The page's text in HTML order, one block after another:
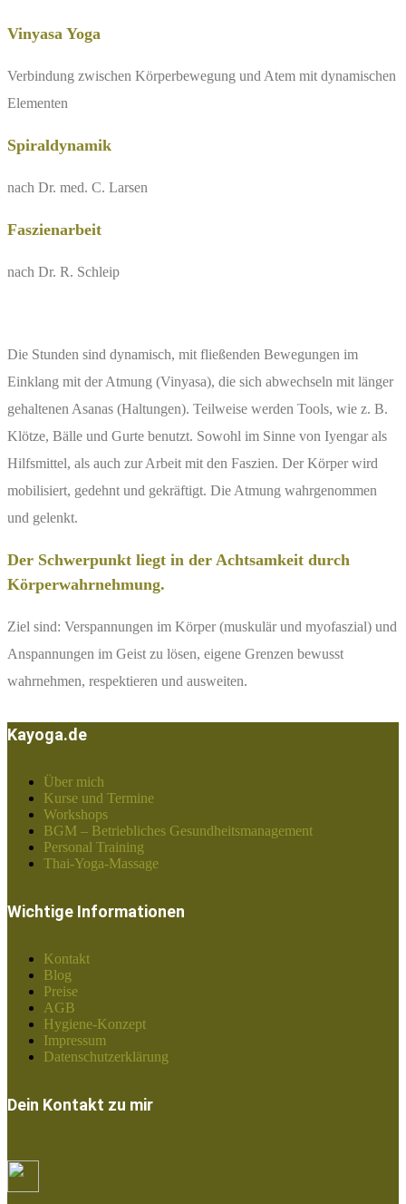
Vinyasa Yoga
Verbindung zwischen Körperbewegung und Atem mit dynamischen
Elementen
Spiraldynamik
nach Dr. med. C. Larsen
Faszienarbeit
nach Dr. R. Schleip
Die Stunden sind dynamisch, mit fließenden Bewegungen im
Einklang mit der Atmung (Vinyasa), die sich abwechseln mit länger
gehaltenen Asanas (Haltungen). Teilweise werden Tools, wie z. B.
Klötze, Bälle und Gurte benutzt. Sowohl im Sinne von Iyengar als
Hilfsmittel, als auch zur Arbeit mit den Faszien. Der Körper wird
mobilisiert, gedehnt und gekräftigt. Die Atmung wahrgenommen
und gelenkt.
Der Schwerpunkt liegt in der Achtsamkeit durch
Körperwahrnehmung.
Ziel sind: Verspannungen im Körper (muskulär und myofaszial) und
Anspannungen im Geist zu lösen, eigene Grenzen bewusst
wahrnehmen, respektieren und ausweiten.
Kayoga.de
Über mich
Kurse und Termine
Workshops
BGM – Betriebliches Gesundheitsmanagement
Personal Training
Thai-Yoga-Massage
Wichtige Informationen
Kontakt
Blog
Preise
AGB
Hygiene-Konzept
Impressum
Datenschutzerklärung
Dein Kontakt zu mir